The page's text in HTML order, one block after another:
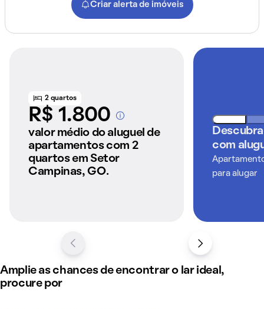
Criar alerta de imóveis
2 quartos
R$ 1.800A partir dos imóveis
anunciados pelo
QuintoAndar
valor médio do aluguel de
apartamentos com 2
quartos em Setor
Campinas, GO.
com
para alugar
Amplie as chances de encontrar o lar ideal,
procure por